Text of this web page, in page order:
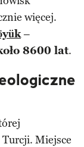
więcej.
–
8600 lat.
Turcji. Miejsce